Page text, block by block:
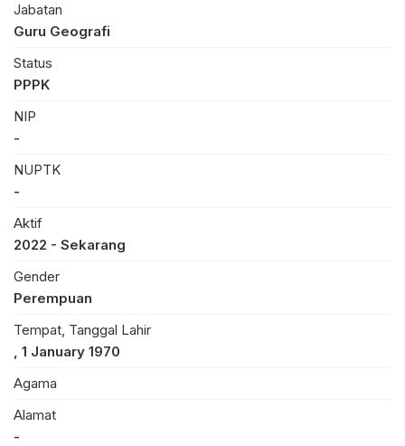
Jabatan
Guru Geografi
Status
PPPK
NIP
-
NUPTK
-
Aktif
2022 - Sekarang
Gender
Perempuan
Tempat, Tanggal Lahir
, 1 January 1970
Agama
Alamat
-